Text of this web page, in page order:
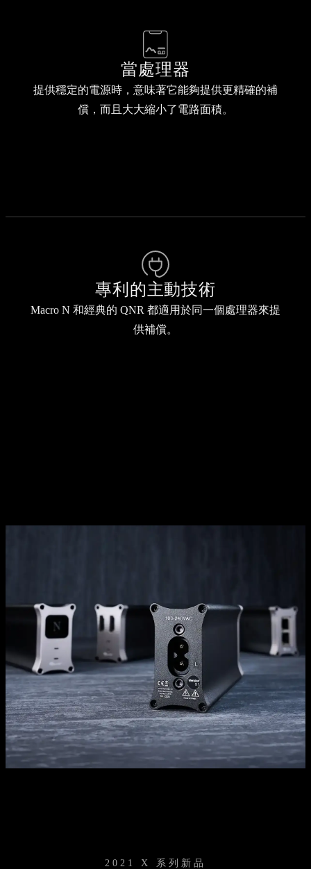
當處理器
提供穩定的電源時，意味著它能夠提供更精確的補
償，而且大大縮小了電路面積。
專利的主動技術
Macro N 和經典的 QNR 都適用於同一個處理器來提
供補償。
2021 X 系列新品